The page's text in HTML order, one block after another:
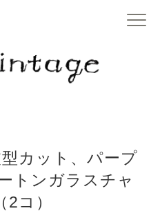
カット、パープ
トンガラスチャ
2コ）